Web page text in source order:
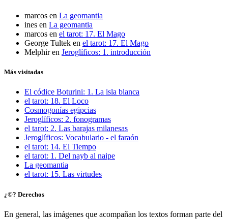
marcos en La geomantia
ines en La geomantia
marcos en el tarot: 17. El Mago
George Tultek en el tarot: 17. El Mago
Melphiren Jeroglíficos: 1. introducción
Más visitadas
El códice Boturini: 1. La isla blanca
el tarot: 18. El Loco
Cosmogonías egipcias
Jeroglíficos: 2. fonogramas
el tarot: 2. Las barajas milanesas
Jeroglíficos: Vocabulario - el faraón
el tarot: 14. El Tiempo
el tarot: 1. Del nayb al naipe
La geomantia
el tarot: 15. Las virtudes
¿©? Derechos
En general, las imágenes que acompañan los textos forman parte del